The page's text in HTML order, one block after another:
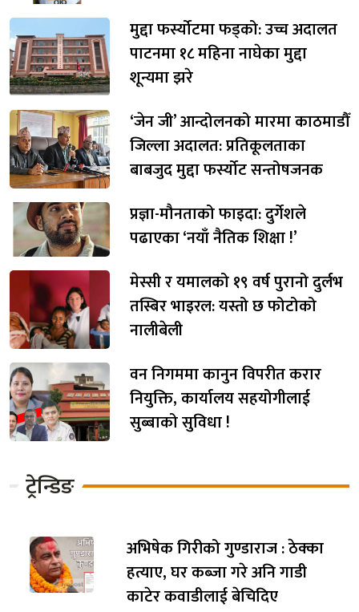
मुद्दा फर्स्योटमा फड्को: उच्च अदालत
पाटनमा १८ महिना नाघेका मुद्दा
शून्यमा झरे
‘जेन जी’ आन्दोलनको मारमा काठमाडौँ
जिल्ला अदालत: प्रतिकूलताका
बाबजुद मुद्दा फर्स्योट सन्तोषजनक
प्रज्ञा-मौनताको फाइदा: दुर्गेशले
पढाएका ‘नयाँ नैतिक शिक्षा !’
मेस्सी र यमालको १९ वर्ष पुरानो दुर्लभ
तस्बिर भाइरल: यस्तो छ फोटोको
नालीबेली
वन निगममा कानुन विपरीत करार
नियुक्ति, कार्यालय सहयोगीलाई
सुब्बाको सुविधा !
ट्रेन्डिङ
अभिषेक गिरीको गुण्डाराज : ठेक्का
हत्याए, घर कब्जा गरे अनि गाडी
काटेर कवाडीलाई बेचिदिए